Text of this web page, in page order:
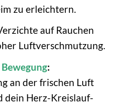
zu erleichtern.
auf Rauchen
Luftverschmutzung.
Bewegung:
an der frischen Luft
dein Herz-Kreislauf-